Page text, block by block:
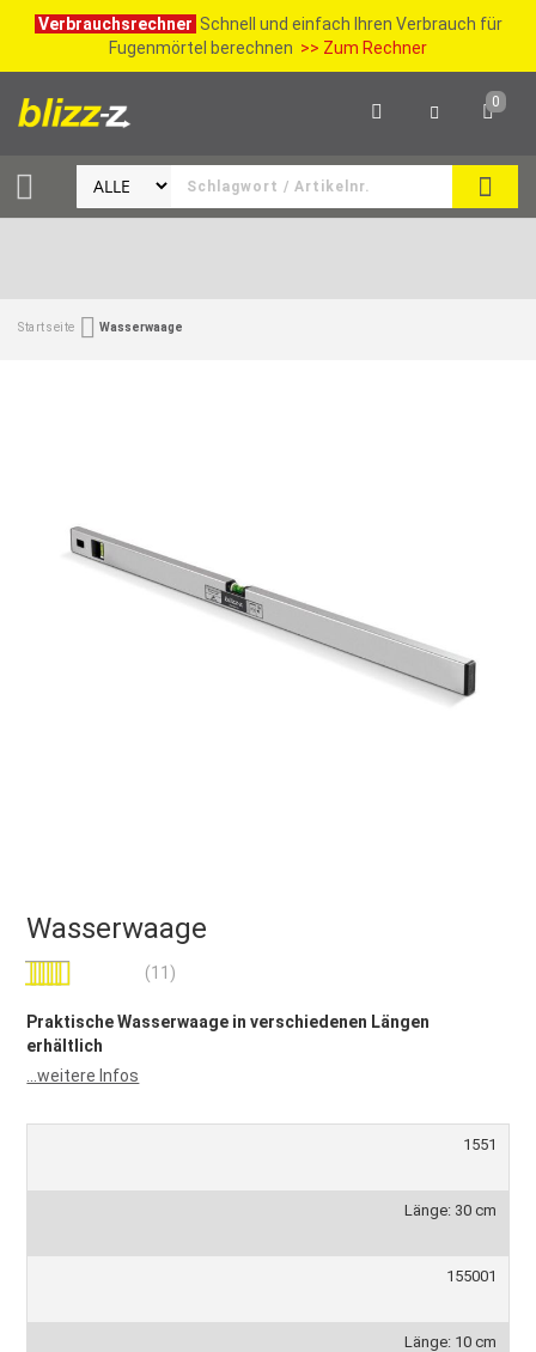
Verbrauchsrechner Schnell und einfach Ihren Verbrauch für
Fugenmörtel berechnen >> Zum Rechner
SUCHE
0
Startseite Wasserwaage
Wasserwaage
Bewertung: (11)
Praktische Wasserwaage in verschiedenen Längen
erhältlich
...weitere Infos
1551
Länge: 30 cm
155001
Länge: 10 cm